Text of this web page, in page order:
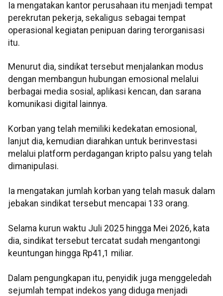
Ia mengatakan kantor perusahaan itu menjadi tempat
perekrutan pekerja, sekaligus sebagai tempat
operasional kegiatan penipuan daring terorganisasi
itu.
Menurut dia, sindikat tersebut menjalankan modus
dengan membangun hubungan emosional melalui
berbagai media sosial, aplikasi kencan, dan sarana
komunikasi digital lainnya.
Korban yang telah memiliki kedekatan emosional,
lanjut dia, kemudian diarahkan untuk berinvestasi
melalui platform perdagangan kripto palsu yang telah
dimanipulasi.
Ia mengatakan jumlah korban yang telah masuk dalam
jebakan sindikat tersebut mencapai 133 orang.
Selama kurun waktu Juli 2025 hingga Mei 2026, kata
dia, sindikat tersebut tercatat sudah mengantongi
keuntungan hingga Rp41,1 miliar.
Dalam pengungkapan itu, penyidik juga menggeledah
sejumlah tempat indekos yang diduga menjadi